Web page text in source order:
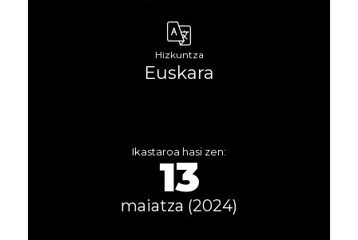
Hizkuntza
Euskara
Ikastaroa hasi zen:
13
maiatza (2024)